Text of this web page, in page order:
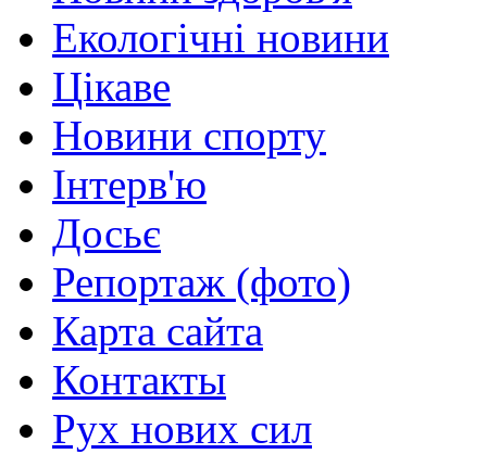
Екологічні новини
Цікаве
Новини спорту
Інтерв'ю
Досьє
Репортаж (фото)
Карта сайта
Контакты
Рух нових сил